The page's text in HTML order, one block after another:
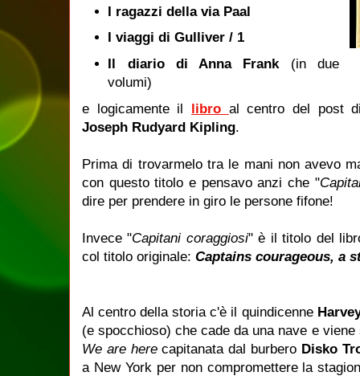
I ragazzi della via Paal
I viaggi di Gulliver / 1
Il diario di Anna Frank(in due
volumi)
e logicamente il libro al centro del post
Joseph Rudyard Kipling.
Prima di trovarmelo tra le mani non avevo
con questo titolo e pensavo anzi che "
dire per prendere in giro le persone fifone!
Invece "Capitani coraggiosi" è il titolo del
col titolo originale: Captains courageous, a
Al centro della storia c'è il quindicenne
(e spocchioso) che cade da una nave e
We are herecapitanata dal burbero Disko
a New York per non compromettere la